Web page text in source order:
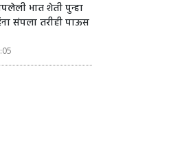
भात शेती पुन्हा
संपला तरीही पाऊस